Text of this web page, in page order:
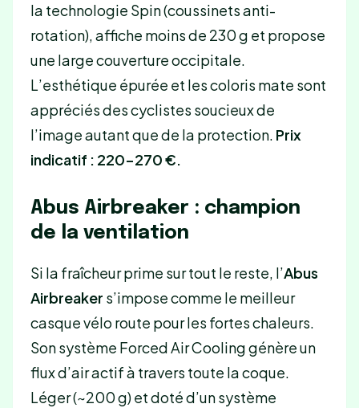
la technologie Spin (coussinets anti-
rotation), affiche moins de 230 g et propose
une large couverture occipitale.
L’esthétique épurée et les coloris mate sont
appréciés des cyclistes soucieux de
l’image autant que de la protection. Prix
indicatif : 220-270 €.
Abus Airbreaker : champion
de la ventilation
Si la fraîcheur prime sur tout le reste, l’Abus
Airbreaker s’impose comme le meilleur
casque vélo route pour les fortes chaleurs.
Son système Forced Air Cooling génère un
flux d’air actif à travers toute la coque.
Léger (~200 g) et doté d’un système